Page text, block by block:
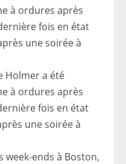
Holmer a été
à ordures après
fois en état
une soirée à
week-ends à Boston,